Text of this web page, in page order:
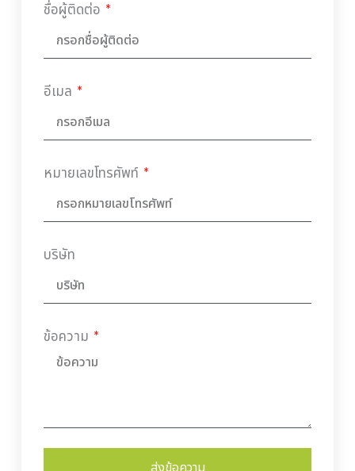
ชื่อผู้ติดต่อ
อีเมล
หมายเลขโทรศัพท์
บริษัท
ข้อความ
ส่งข้อความ